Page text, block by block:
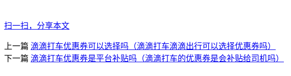
扫一扫，分享本文
上一篇 滴滴打车优惠券可以选择吗（滴滴打车滴滴出行可以选择优惠券吗）
下一篇 滴滴打车优惠券是平台补贴吗（滴滴打车的优惠券是会补贴给司机吗）